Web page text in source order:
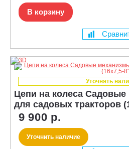
В корзину
Уточнять
Цепи на колеса
для садовых тракторов
9 900 р.
Уточнить наличие